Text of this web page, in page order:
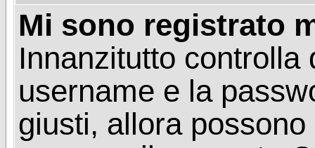
Mi sono registrato
Innanzitutto controlla
username e la
giusti, allora